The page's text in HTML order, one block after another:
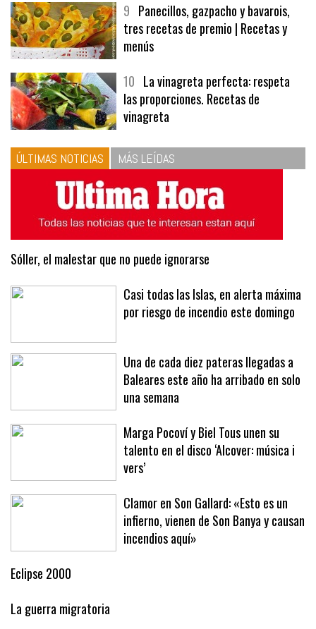
9 Panecillos, gazpacho y bavarois,
tres recetas de premio | Recetas y
menús
10 La vinagreta perfecta: respeta
las proporciones. Recetas de
vinagreta
ÚLTIMAS NOTICIAS MÁS LEÍDAS
Sóller, el malestar que no puede ignorarse
Casi todas las Islas, en alerta máxima
por riesgo de incendio este domingo
Una de cada diez pateras llegadas a
Baleares este año ha arribado en solo
una semana
Marga Pocoví y Biel Tous unen su
talento en el disco ‘Alcover: música i
vers’
Clamor en Son Gallard: «Esto es un
infierno, vienen de Son Banya y causan
incendios aquí»
Eclipse 2000
La guerra migratoria